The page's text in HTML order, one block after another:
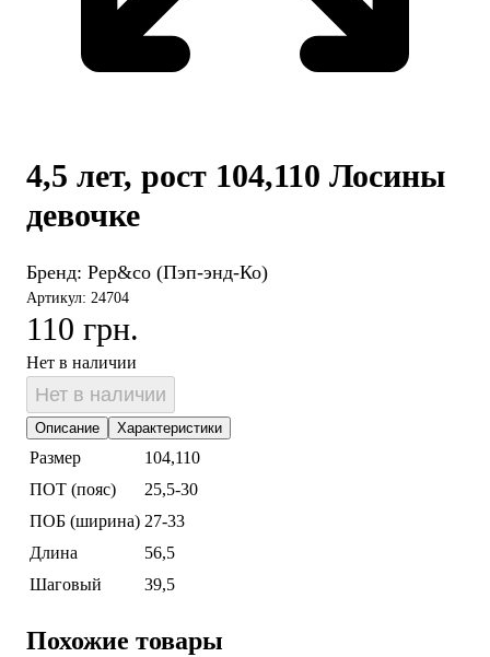
4,5 лет, рост 104,110 Лосины
девочке
Бренд: Pep&co (Пэп-энд-Ко)
Артикул: 24704
110 грн.
Нет в наличии
Нет в наличии
Описание Характеристики
Размер
104,110
ПОТ (пояс)
25,5-30
ПОБ (ширина) 27-33
Длина
56,5
Шаговый
39,5
Похожие товары